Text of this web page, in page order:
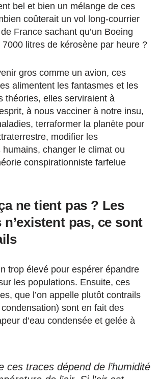
bel et bien un mélange de ces
coûterait un vol long-courrier
France sachant qu’un Boeing
litres de kérosène par heure ?
gros comme un avion, ces
alimentent les fantasmes et les
théories, elles serviraient à
à nous vacciner à notre insu,
terraformer la planète pour
modifier les
changer le climat ou
conspirationniste farfelue
ne tient pas ? Les
pas, ce sont
trop élevé pour espérer épandre
les populations. Ensuite, ces
que l’on appelle plutôt contrails
sont en fait des
d’eau condensée et gelée à
ces traces dépend de l’humidité